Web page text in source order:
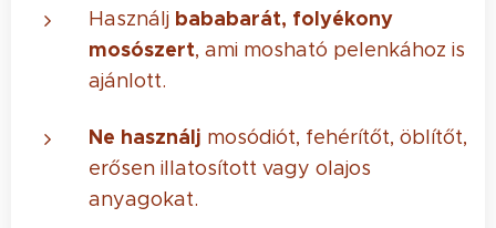
Használj bababarát, folyékony
mosószert, ami mosható pelenkához is
ajánlott.
Ne használj mosódiót, fehérítőt, öblítőt,
erősen illatosított vagy olajos
anyagokat.